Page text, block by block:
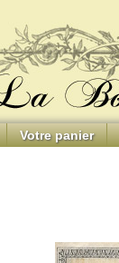
Votre panier